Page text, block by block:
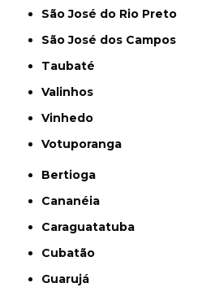
São José do Rio Preto
São José dos Campos
Taubaté
Valinhos
Vinhedo
Votuporanga
Bertioga
Cananéia
Caraguatatuba
Cubatão
Guarujá